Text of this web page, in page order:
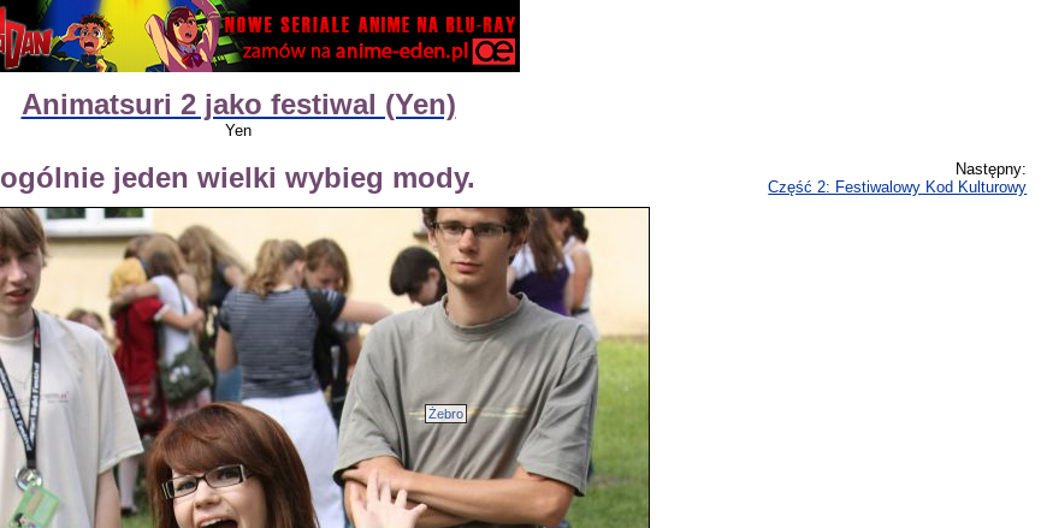
Animatsuri 2 jako festiwal (Yen)
Yen
ogólnie jeden wielki wybieg mody.
Następny:
Część 2: Festiwalowy Kod Kulturowy
Żebro